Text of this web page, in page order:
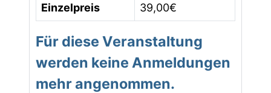
Einzelpreis 39,00€
Für diese Veranstaltung
werden keine Anmeldungen
mehr angenommen.